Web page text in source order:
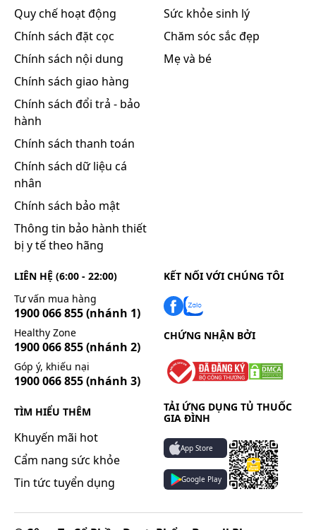
Quy chế hoạt động
Chính sách đặt cọc
Chính sách nội dung
Chính sách giao hàng
Chính sách đổi trả - bảo
hành
Chính sách thanh toán
Chính sách dữ liệu cá
nhân
Chính sách bảo mật
Thông tin bảo hành thiết
bị y tế theo hãng
Sức khỏe sinh lý
Chăm sóc sắc đẹp
Mẹ và bé
LIÊN HỆ (6:00 - 22:00)
Tư vấn mua hàng
1900 066 855(nhánh 1)
Healthy Zone
1900 066 855(nhánh 2)
Góp ý, khiếu nại
1900 066 855(nhánh 3)
TÌM HIỂU THÊM
Khuyến mãi hot
Cẩm nang sức khỏe
Tin tức tuyển dụng
KẾT NỐI VỚI CHÚNG TÔI
CHỨNG NHẬN BỞI
TẢI ỨNG DỤNG TỦ THUỐC
GIA ĐÌNH
App Store
Google Play